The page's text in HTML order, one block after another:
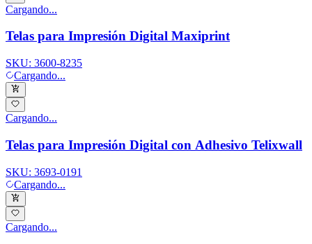
Cargando...
Telas para Impresión Digital Maxiprint
SKU: 3600-8235
Cargando...
Cargando...
Telas para Impresión Digital con Adhesivo Telixwall
SKU: 3693-0191
Cargando...
Cargando...